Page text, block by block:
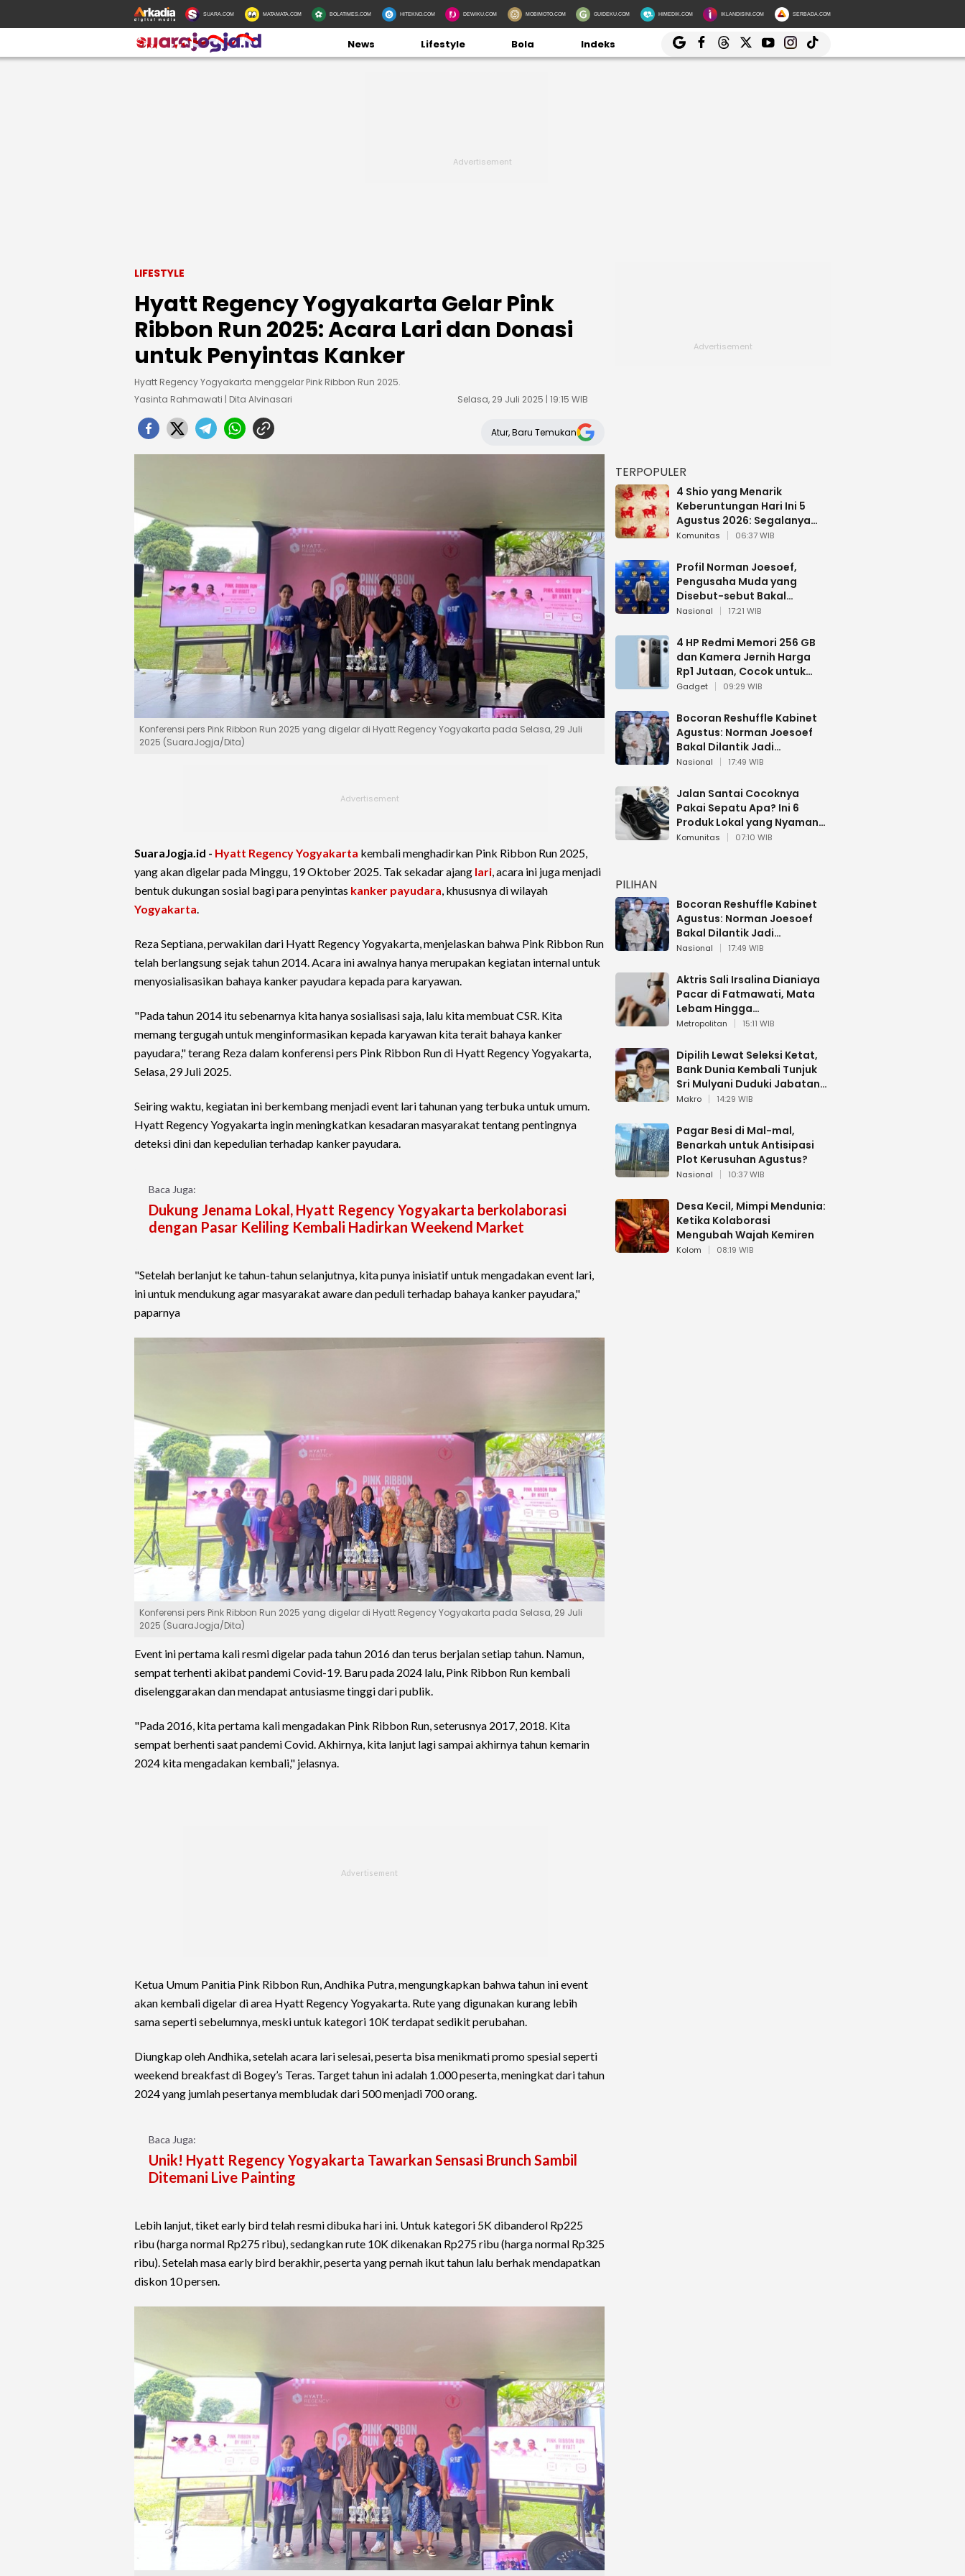
SUARA.COM MATAMATA.COM BOLATIMES.COM HITEKNO.COM DEWIKU.COM MOBIMOTO.COM GUIDEKU.COM HIMEDIK.COM IKLANDISINI.COM SERBADA.COM
News Lifestyle Bola Indeks
LIFESTYLE
Hyatt Regency Yogyakarta Gelar Pink
Ribbon Run 2025: Acara Lari dan Donasi
untuk Penyintas Kanker
Hyatt Regency Yogyakarta menggelar Pink Ribbon Run 2025.
Yasinta Rahmawati | Dita Alvinasari
Selasa, 29 Juli 2025 | 19:15 WIB
Atur, Baru Temukan
Konferensi pers Pink Ribbon Run 2025 yang digelar di Hyatt Regency Yogyakarta pada Selasa, 29 Juli
2025 (SuaraJogja/Dita)
SuaraJogja.id - Hyatt Regency Yogyakarta kembali menghadirkan Pink Ribbon Run 2025,
yang akan digelar pada Minggu, 19 Oktober 2025. Tak sekadar ajang lari, acara ini juga menjadi
bentuk dukungan sosial bagi para penyintas kanker payudara, khususnya di wilayah
Yogyakarta.
Reza Septiana, perwakilan dari Hyatt Regency Yogyakarta, menjelaskan bahwa Pink Ribbon Run
telah berlangsung sejak tahun 2014. Acara ini awalnya hanya merupakan kegiatan internal untuk
menyosialisasikan bahaya kanker payudara kepada para karyawan.
"Pada tahun 2014 itu sebenarnya kita hanya sosialisasi saja, lalu kita membuat CSR. Kita
memang tergugah untuk menginformasikan kepada karyawan kita terait bahaya kanker
payudara," terang Reza dalam konferensi pers Pink Ribbon Run di Hyatt Regency Yogyakarta,
Selasa, 29 Juli 2025.
Seiring waktu, kegiatan ini berkembang menjadi event lari tahunan yang terbuka untuk umum.
Hyatt Regency Yogyakarta ingin meningkatkan kesadaran masyarakat tentang pentingnya
deteksi dini dan kepedulian terhadap kanker payudara.
Baca Juga:
Dukung Jenama Lokal, Hyatt Regency Yogyakarta berkolaborasi
dengan Pasar Keliling Kembali Hadirkan Weekend Market
"Setelah berlanjut ke tahun-tahun selanjutnya, kita punya inisiatif untuk mengadakan event lari,
ini untuk mendukung agar masyarakat aware dan peduli terhadap bahaya kanker payudara,"
paparnya
Konferensi pers Pink Ribbon Run 2025 yang digelar di Hyatt Regency Yogyakarta pada Selasa, 29 Juli
2025 (SuaraJogja/Dita)
Event ini pertama kali resmi digelar pada tahun 2016 dan terus berjalan setiap tahun. Namun,
sempat terhenti akibat pandemi Covid-19. Baru pada 2024 lalu, Pink Ribbon Run kembali
diselenggarakan dan mendapat antusiasme tinggi dari publik.
"Pada 2016, kita pertama kali mengadakan Pink Ribbon Run, seterusnya 2017, 2018. Kita
sempat berhenti saat pandemi Covid. Akhirnya, kita lanjut lagi sampai akhirnya tahun kemarin
2024 kita mengadakan kembali," jelasnya.
Ketua Umum Panitia Pink Ribbon Run, Andhika Putra, mengungkapkan bahwa tahun ini event
akan kembali digelar di area Hyatt Regency Yogyakarta. Rute yang digunakan kurang lebih
sama seperti sebelumnya, meski untuk kategori 10K terdapat sedikit perubahan.
Diungkap oleh Andhika, setelah acara lari selesai, peserta bisa menikmati promo spesial seperti
weekend breakfast di Bogey’s Teras. Target tahun ini adalah 1.000 peserta, meningkat dari tahun
2024 yang jumlah pesertanya membludak dari 500 menjadi 700 orang.
Baca Juga:
Unik! Hyatt Regency Yogyakarta Tawarkan Sensasi Brunch Sambil
Ditemani Live Painting
Lebih lanjut, tiket early bird telah resmi dibuka hari ini. Untuk kategori 5K dibanderol Rp225
ribu (harga normal Rp275 ribu), sedangkan rute 10K dikenakan Rp275 ribu (harga normal Rp325
ribu). Setelah masa early bird berakhir, peserta yang pernah ikut tahun lalu berhak mendapatkan
diskon 10 persen.
TERPOPULER
4 Shio yang Menarik
Keberuntungan Hari Ini 5
Agustus 2026: Segalanya
Berjalan Lancar
Komunitas 06:37 WIB
Profil Norman Joesoef,
Pengusaha Muda yang
Disebut-sebut Bakal
Dilantik Jadi Wamenhan RI
Nasional 17:21 WIB
4 HP Redmi Memori 256 GB
dan Kamera Jernih Harga
Rp1 Jutaan, Cocok untuk
Multitasking
Gadget 09:29 WIB
Bocoran Reshuffle Kabinet
Agustus: Norman Joesoef
Bakal Dilantik Jadi
Wamenhan RI
Nasional 17:49 WIB
Jalan Santai Cocoknya
Pakai Sepatu Apa? Ini 6
Produk Lokal yang Nyaman
Buat 17 Agustusan
Komunitas 07:10 WIB
PILIHAN
Bocoran Reshuffle Kabinet
Agustus: Norman Joesoef
Bakal Dilantik Jadi
Wamenhan RI
Nasional 17:49 WIB
Aktris Sali Irsalina Dianiaya
Pacar di Fatmawati, Mata
Lebam Hingga
Diselamatkan Polantas
Metropolitan 15:11 WIB
Dipilih Lewat Seleksi Ketat,
Bank Dunia Kembali Tunjuk
Sri Mulyani Duduki Jabatan
Strategis
Makro 14:29 WIB
Pagar Besi di Mal-mal,
Benarkah untuk Antisipasi
Plot Kerusuhan Agustus?
Nasional 10:37 WIB
Desa Kecil, Mimpi Mendunia:
Ketika Kolaborasi
Mengubah Wajah Kemiren
Kolom 08:19 WIB